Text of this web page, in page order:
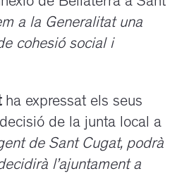
a la Generalitat una
cohesió social i
ha expressat els seus
de la junta local a
de Sant Cugat, podrà
l’ajuntament a